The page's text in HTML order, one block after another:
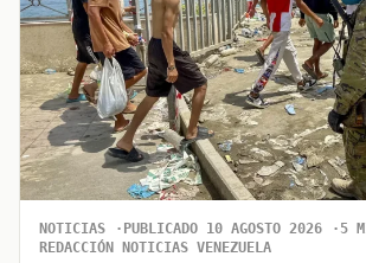
NOTICIAS PUBLICADO 10 AGOSTO 2026
5
REDACCIÓN NOTICIAS VENEZUELA